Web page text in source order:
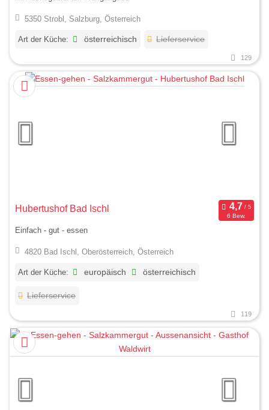
5350 Strobl, Salzburg, Österreich
Art der Küche: österreichisch Lieferservice
129
Hubertushof Bad Ischl
6 Bew.
Einfach - gut - essen
4820 Bad Ischl, Oberösterreich, Österreich
Art der Küche: europäisch österreichisch
Lieferservice
119